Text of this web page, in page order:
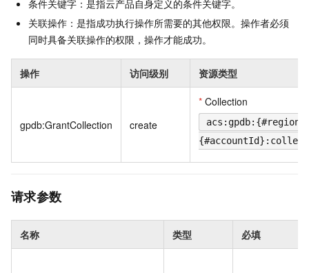
条件关键字：是指云产品自身定义的条件关键字。
关联操作：是指成功执行操作所需要的其他权限。操作者必须
同时具备关联操作的权限，操作才能成功。
操作 访问级别 资源类型
gpdb:GrantCollection create
* Collection
请求参数
名称 类型 必填